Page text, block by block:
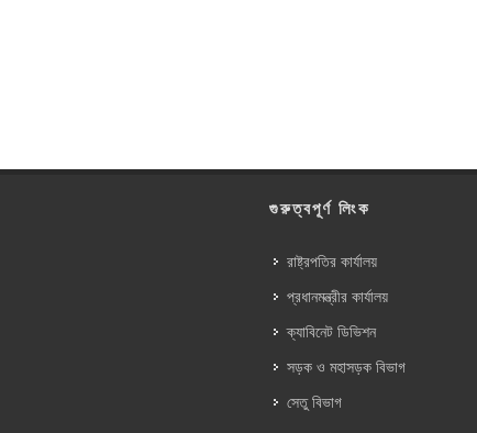
গুরুত্বপূর্ণ লিংক
রাষ্ট্রপতির কার্যালয়
প্রধানমন্ত্রীর কার্যালয়
ক্যাবিনেট ডিভিশন
সড়ক ও মহাসড়ক বিভাগ
সেতু বিভাগ